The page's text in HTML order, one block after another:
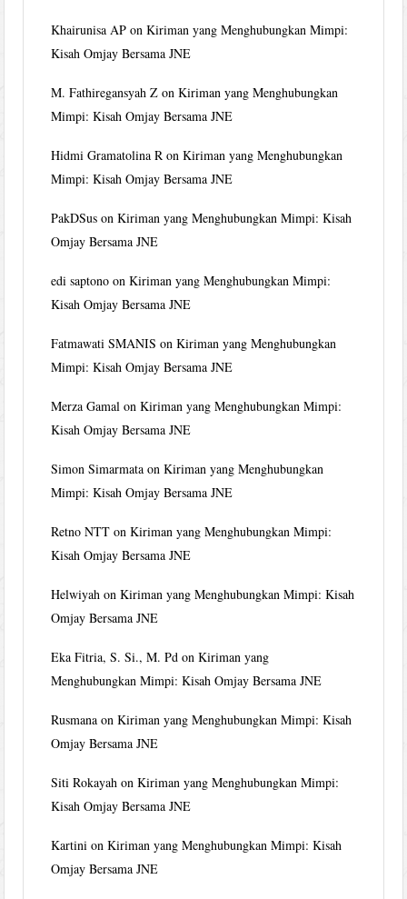
Khairunisa AP onKiriman yang Menghubungkan Mimpi:
Kisah Omjay Bersama JNE
M. Fathiregansyah Z onKiriman yang Menghubungkan
Mimpi: Kisah Omjay Bersama JNE
Hidmi Gramatolina R onKiriman yang Menghubungkan
Mimpi: Kisah Omjay Bersama JNE
PakDSus onKiriman yang Menghubungkan Mimpi: Kisah
Omjay Bersama JNE
edi saptono onKiriman yang Menghubungkan Mimpi:
Kisah Omjay Bersama JNE
Fatmawati SMANIS onKiriman yang Menghubungkan
Mimpi: Kisah Omjay Bersama JNE
Merza Gamal onKiriman yang Menghubungkan Mimpi:
Kisah Omjay Bersama JNE
Simon Simarmata onKiriman yang Menghubungkan
Mimpi: Kisah Omjay Bersama JNE
Retno NTT onKiriman yang Menghubungkan Mimpi:
Kisah Omjay Bersama JNE
Helwiyah onKiriman yang Menghubungkan Mimpi: Kisah
Omjay Bersama JNE
Eka Fitria, S. Si., M. Pd onKiriman yang
Menghubungkan Mimpi: Kisah Omjay Bersama JNE
Rusmana onKiriman yang Menghubungkan Mimpi: Kisah
Omjay Bersama JNE
Siti Rokayah onKiriman yang Menghubungkan Mimpi:
Kisah Omjay Bersama JNE
Kartini onKiriman yang Menghubungkan Mimpi: Kisah
Omjay Bersama JNE